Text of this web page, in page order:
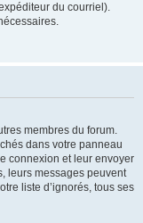
du courriel).
membres du forum.
dans votre panneau
connexion et leur envoyer
leurs messages peuvent
liste d’ignorés, tous ses